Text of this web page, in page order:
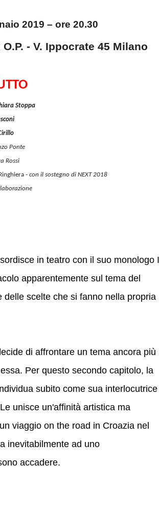
2019 – ore 20.30
- V. Ippocrate 45 Milano
Stoppa
Ponte
Rossi
- con il sostegno di NEXT 2018
in teatro con il suo monologo Il
apparentemente sul tema del
scelte che si fanno nella propria
di affrontare un tema ancora più
Per questo secondo capitolo, la
subito come sua interlocutrice
unisce un'affinità artistica ma
viaggio on the road in Croazia nel
inevitabilmente ad uno
accadere.